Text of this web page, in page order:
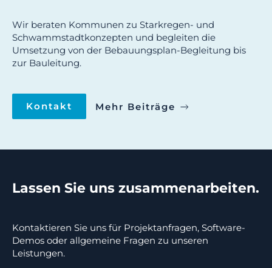
Wir beraten Kommunen zu Starkregen- und
Schwammstadtkonzepten und begleiten die
Umsetzung von der Bebauungsplan-Begleitung bis
zur Bauleitung.
Kontakt Mehr Beiträge
Lassen Sie uns zusammenarbeiten.
Kontaktieren Sie uns für Projektanfragen, Software-
Demos oder allgemeine Fragen zu unseren
Leistungen.